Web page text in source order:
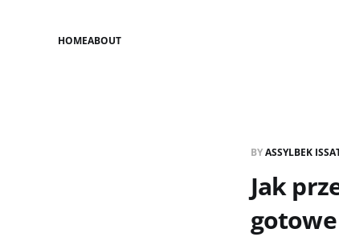
HOMEABOUT
BYASSYLBEK
Jak